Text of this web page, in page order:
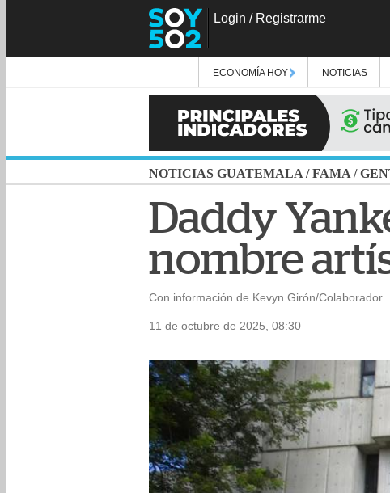
Login / Registrarme
ECONOMÍA HOY NOTICIAS
NOTICIAS GUATEMALA /FAMA /
Daddy
nombre
Con información de Kevyn Girón/Colaborador
11 de octubre de 2025, 08:30